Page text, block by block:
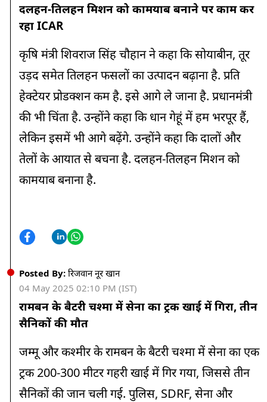
दलहन-तिलहन मिशन को कामयाब बनाने पर काम कर
रहा ICAR
कृषि मंत्री शिवराज सिंह चौहान ने कहा कि सोयाबीन, तूर
उड़द समेत तिलहन फसलों का उत्पादन बढ़ाना है. प्रति
हेक्टेयर प्रोडक्शन कम है. इसे आगे ले जाना है. प्रधानमंत्री
की भी चिंता है. उन्होंने कहा कि धान गेहूं में हम भरपूर हैं,
लेकिन इसमें भी आगे बढ़ेंगे. उन्होंने कहा कि दालों और
तेलों के आयात से बचना है. दलहन-तिलहन मिशन को
कामयाब बनाना है.
Posted By: रिजवान नूर खान
04 May 2025 02:10 PM (IST)
रामबन के बैटरी चश्मा में सेना का ट्रक खाई में गिरा, तीन
सैनिकों की मौत
जम्मू और कश्मीर के रामबन के बैटरी चश्मा में सेना का एक
ट्रक 200-300 मीटर गहरी खाई में गिर गया, जिससे तीन
सैनिकों की जान चली गई. पुलिस, SDRF, सेना और